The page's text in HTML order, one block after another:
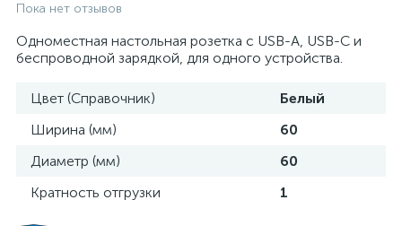
Пока нет отзывов
Одноместная настольная розетка с USB-A, USB-C и
беспроводной зарядкой, для одного устройства.
Цвет (Справочник)
Белый
Ширина (мм)
60
Диаметр (мм)
60
Кратность отгрузки
1